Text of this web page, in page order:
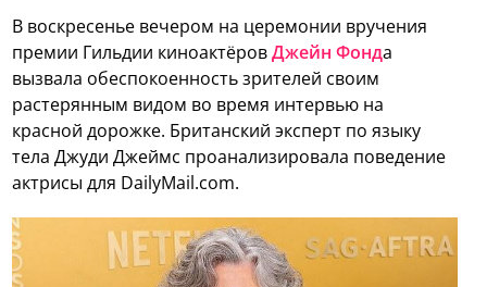
В воскресенье вечером на церемонии вручения
премии Гильдии киноактёровДжейн Фонда
вызвала обеспокоенность зрителей своим
растерянным видом во время интервью на
красной дорожке. Британский эксперт по языку
тела Джуди Джеймс проанализировала поведение
актрисы для DailyMail.com.